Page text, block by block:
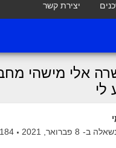
יצירת קשר
אלי מישהי
לי
ב- 8 פברואר, 2021 184